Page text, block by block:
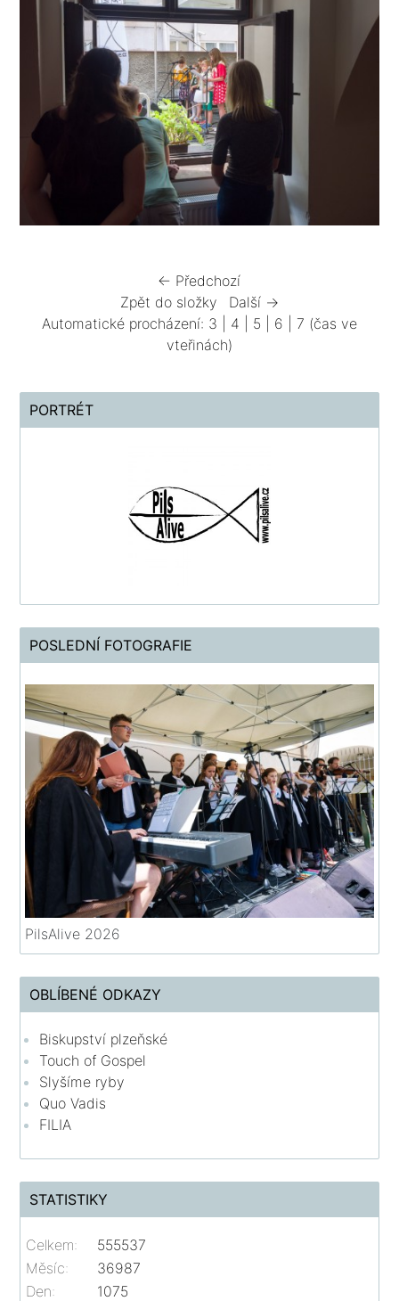
← Předchozí
Zpět do složky
Další →
Automatické procházení: 3 4 5 6 7 (čas ve
vteřinách)
PORTRÉT
POSLEDNÍ FOTOGRAFIE
PilsAlive 2026
OBLÍBENÉ ODKAZY
Biskupství plzeňské
Touch of Gospel
Slyšíme ryby
Quo Vadis
FILIA
STATISTIKY
Celkem:
555537
Měsíc:
36987
Den:
1075